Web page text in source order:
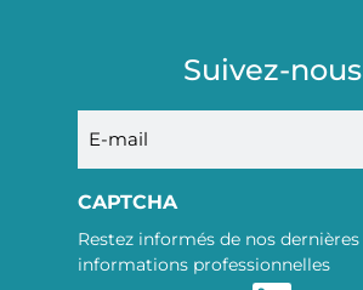
Suivez-nous
mail
CAPTCHA
Restez informés de nos dernières
informations professionnelles